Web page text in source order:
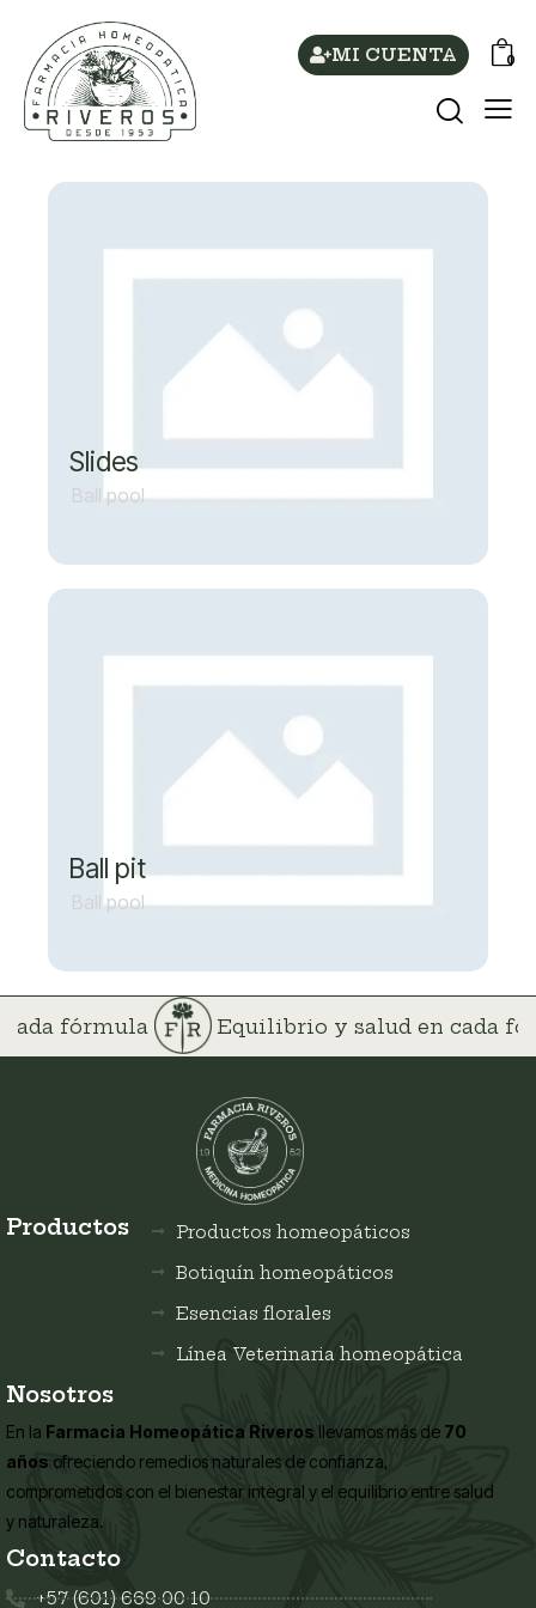
MI CUENTA 0
Slides
Ball pool
Ball pit
Ball pool
fórmula Equilibrio y salud en cada
Productos
Productos homeopáticos
Botiquín homeopáticos
Esencias florales
Línea Veterinaria homeopática
Nosotros
En la Farmacia Homeopática Riveros llevamos más de 70
años ofreciendo remedios naturales de confianza,
comprometidos con el bienestar integral y el equilibrio entre salud
y naturaleza.
Contacto
+57 (601) 669 00 10